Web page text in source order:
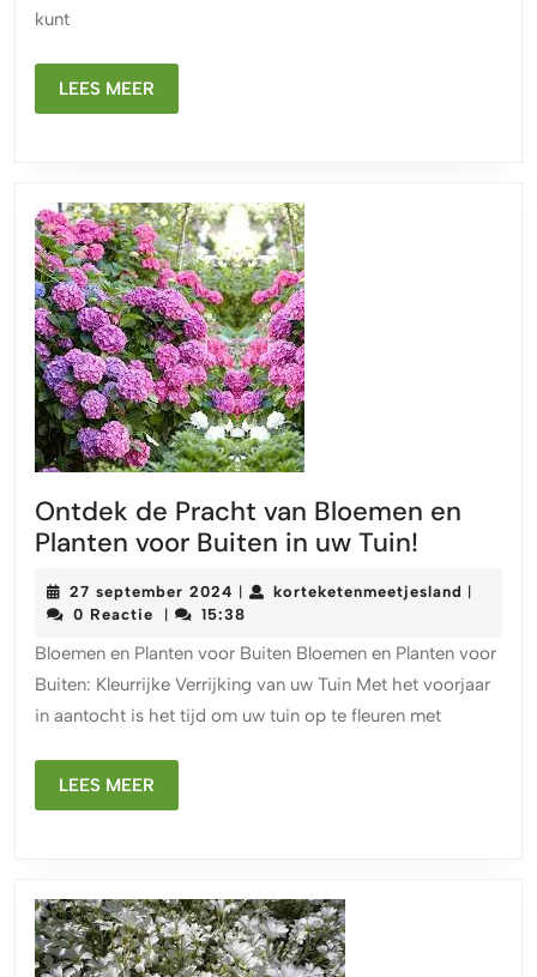
kunt
LEES MEER
MEER
Ontdek de Pracht van Bloemen en
Planten voor Buiten in uw Tuin!
Pracht
Bloemen
en
Planten
27 september 2024 27
september
| korteketenmeetjesland |
0 Reactie | 15:38
Bloemen en Planten voor Buiten Bloemen en Planten voor
Buiten: Kleurrijke Verrijking van uw Tuin Met het voorjaar
in aantocht is het tijd om uw tuin op te fleuren met
LEES MEER
MEER